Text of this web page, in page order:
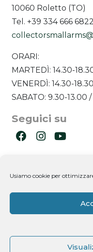
Usiamo cookie per
10060 Roletto (TO)
Tel. +39 334 666 6822
ORARI:
MARTEDÌ: 14.30-
VENERDÌ: 14.30-18.30
SABATO: 9.30-13.00 /
Seguici su
Newsletter